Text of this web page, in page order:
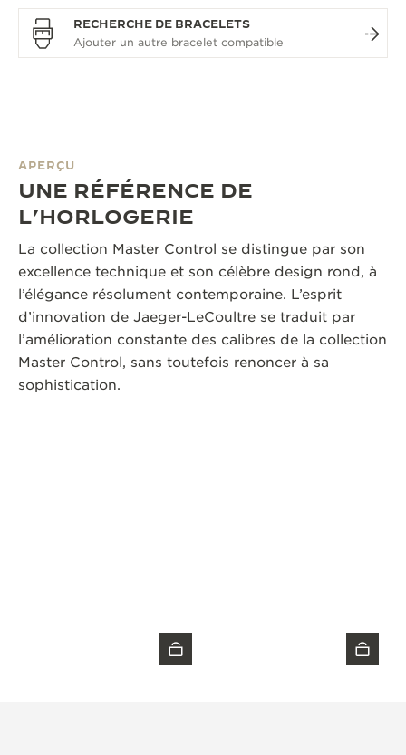
RECHERCHE DE BRACELETS
APERÇU
UNE RÉFÉRENCE DE
L’HORLOGERIE
La collection Master Control se distingue par son
excellence technique et son célèbre design rond, à
l’élégance résolument contemporaine. L’esprit
d’innovation de Jaeger-LeCoultre se traduit par
l’amélioration constante des calibres de la collection
Master Control, sans toutefois renoncer à sa
sophistication.